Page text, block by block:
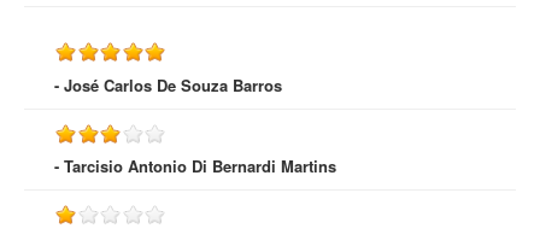
- José Carlos De Souza Barros
- Tarcisio Antonio Di Bernardi Martins